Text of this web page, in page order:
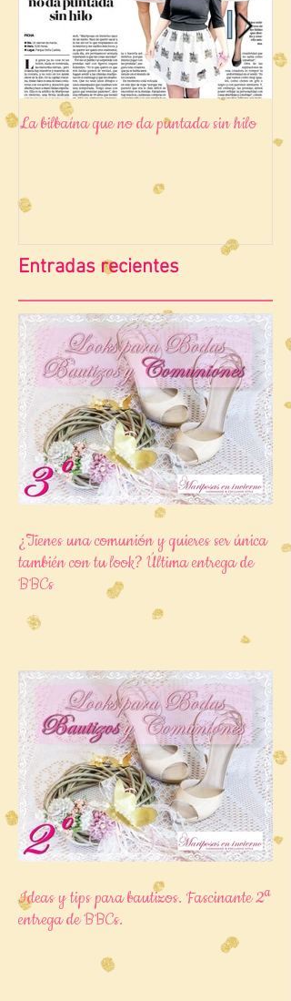
La bilbaína que no da puntada sin hilo
Entradas recientes
¿Tienes una comunión y quieres ser única
también con tu look? Última entrega de
BBCs
Ideas y tips para bautizos. Fascinante 2ª
entrega de BBCs.